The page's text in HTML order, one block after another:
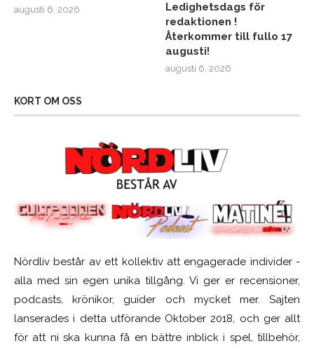
augusti 6, 2026
Ledighetsdags för
redaktionen !
Återkommer till fullo 17
augusti!
augusti 6, 2026
KORT OM OSS
Nördliv består av ett kollektiv att engagerade individer -
alla med sin egen unika tillgång. Vi ger er recensioner,
podcasts, krönikor, guider och mycket mer. Sajten
lanserades i detta utförande Oktober 2018, och ger allt
för att ni ska kunna få en bättre inblick i spel, tillbehör,